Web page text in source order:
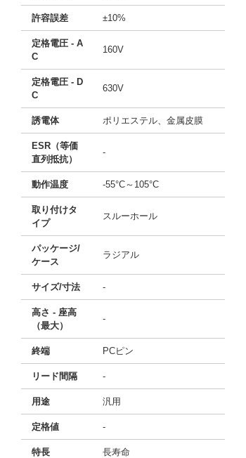
許容誤差 ±10%
定格電圧 - A
C
160V
定格電圧 - D
C
630V
誘電体 ポリエステル、金属皮膜
ESR（等価
直列抵抗）
-
動作温度 -55°C～105°C
取り付けタ
イプ
スルーホール
パッケージ/
ケース
ラジアル
サイズ/寸法 -
高さ - 座高
（最大）
-
終端 PCピン
リード間隔 -
用途 汎用
定格値 -
特長 長寿命